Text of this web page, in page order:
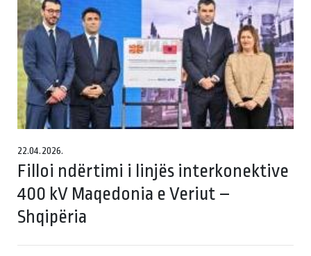
22.04.2026.
Filloi ndërtimi i linjës interkonektive
400 kV Maqedonia e Veriut –
Shqipëria